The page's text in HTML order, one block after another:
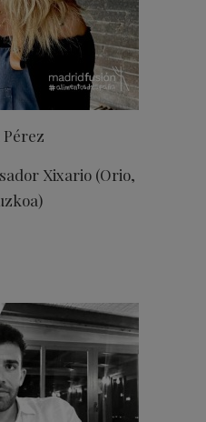
Xixario (Orio,